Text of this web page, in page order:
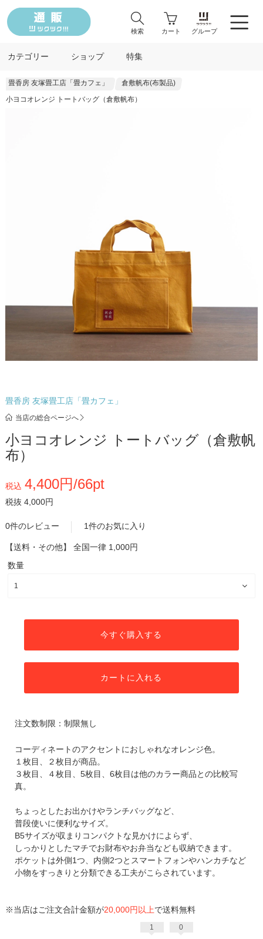
検索 カート グループ
カテゴリー ショップ 特集
畳香房 友塚畳工店「畳カフェ」
倉敷帆布(布製品)
小ヨコオレンジ トートバッグ（倉敷帆布）
畳香房 友塚畳工店「畳カフェ」
当店の総合ページへ
小ヨコオレンジ トートバッグ（倉敷帆
布）
税込 4,400円/66pt
税抜 4,000円
0件のレビュー 1件のお気に入り
【送料・その他】 全国一律 1,000円
数量
今すぐ購入する
カートに入れる
注文数制限：制限無し
コーディネートのアクセントにおしゃれなオレンジ色。
１枚目、２枚目が商品。
３枚目、４枚目、5枚目、6枚目は他のカラー商品との比較写
真。
ちょっとしたお出かけやランチバッグなど、
普段使いに便利なサイズ。
B5サイズが収まりコンパクトな見かけによらず、
しっかりとしたマチでお財布やお弁当なども収納できます。
ポケットは外側1つ、内側2つとスマートフォンやハンカチなど
小物をすっきりと分類できる工夫がこらされています。
※当店はご注文合計金額が20,000円以上で送料無料
1 0